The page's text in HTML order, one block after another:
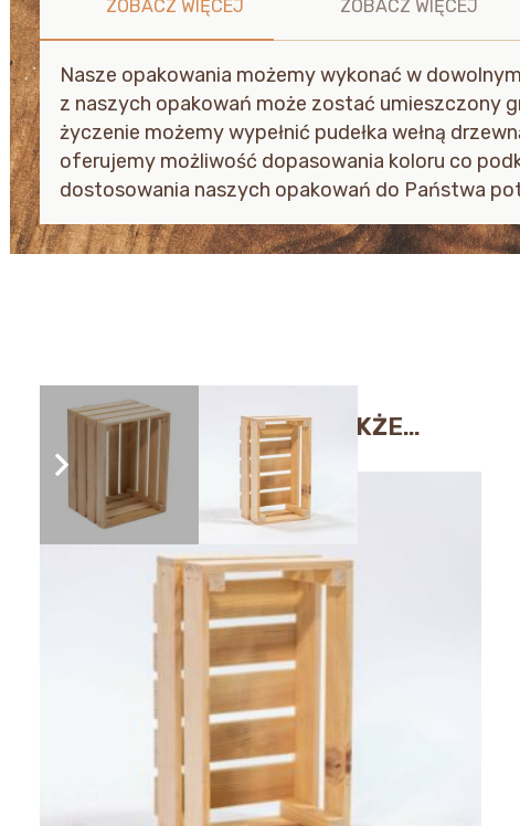
Nasze opakowania możemy wykonać w
z naszych opakowań może zostać umieszczony
życzenie możemy wypełnić pudełka wełną
oferujemy możliwość dopasowania koloru co
dostosowania naszych opakowań do Państwa
MOŻE SPODOBAĆ CI SIĘ TAKŻE…